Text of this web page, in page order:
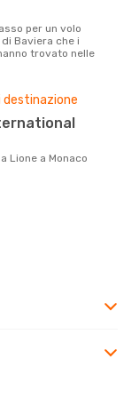
Baviera che i
trovato nelle
destinazione